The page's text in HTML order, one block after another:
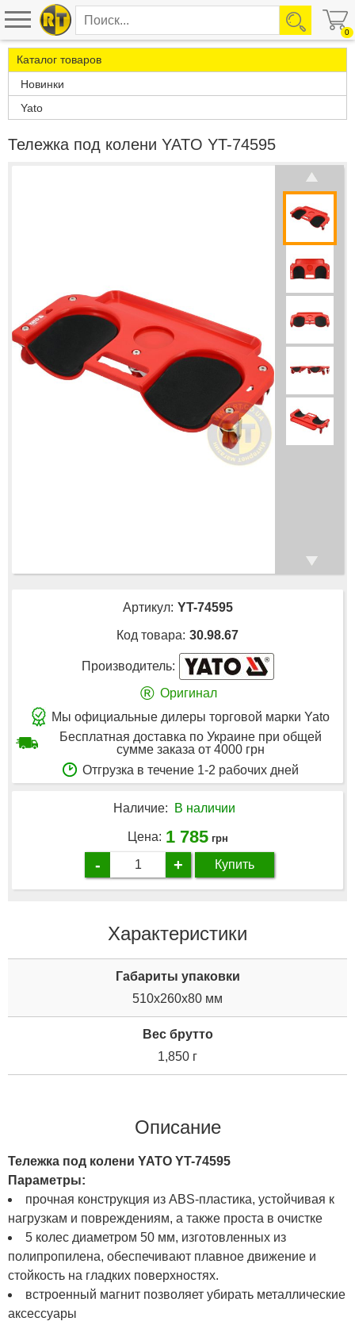
0
Каталог товаров
Новинки
Yato
Тележка под колени YATO YT-74595
Артикул: YT-74595
Код товара: 30.98.67
Производитель:
® Оригинал
Мы официальные дилеры торговой марки Yato
Бесплатная доставка по Украине при общей
сумме заказа от 4000 грн
Отгрузка в течение 1-2 рабочих дней
Наличие: В наличии
Цена: 1 785 грн
- + Купить
Характеристики
Габариты упаковки
510x260x80 мм
Вес брутто
1,850 г
Описание
Тележка под колени YATO YT-74595
Параметры:
прочная конструкция из ABS-пластика, устойчивая к
нагрузкам и повреждениям, а также проста в очистке
5 колес диаметром 50 мм, изготовленных из
полипропилена, обеспечивают плавное движение и
стойкость на гладких поверхностях.
встроенный магнит позволяет убирать металлические
аксессуары